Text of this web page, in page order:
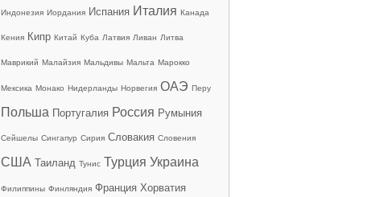
Индонезия Иордания Испания Италия Канада
Кения Кипр Китай Куба Латвия Ливан Литва
Маврикий Малайзия Мальдивы Мальта Марокко
Мексика Монако Нидерланды Норвегия ОАЭ Перу
Польша Португалия Россия Румыния
Сейшелы Сингапур Сирия Словакия Словения
США Таиланд Тунис Турция Украина
Филиппины Финляндия Франция Хорватия